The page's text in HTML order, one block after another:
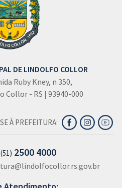
DE LINDOLFO COLLOR
Ruby Kney, n 350,
- RS | 93940-000
À PREFEITURA:
(51) 2500 4000